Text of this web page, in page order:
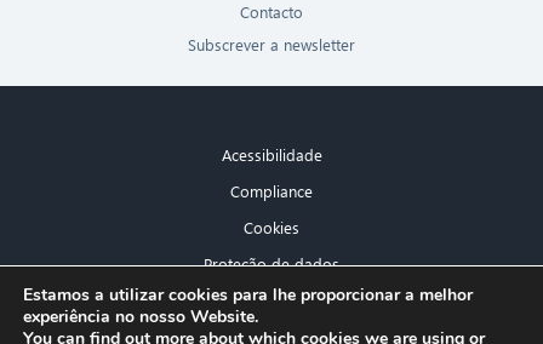
Contacto
Subscrever a newsletter
Acessibilidade
Compliance
Cookies
Proteção de dados
Aviso legal
Estamos a utilizar cookies para lhe proporcionar a melhor
experiência no nosso Website.
You can find out more about which cookies we are using or